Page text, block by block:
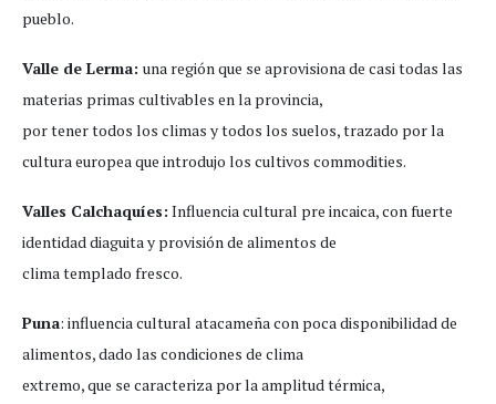
pueblo.
Valle de Lerma: una región que se aprovisiona de casi todas las
materias primas cultivables en la provincia,
por tener todos los climas y todos los suelos, trazado por la
cultura europea que introdujo los cultivos commodities.
Valles Calchaquíes: Influencia cultural pre incaica, con fuerte
identidad diaguita y provisión de alimentos de
clima templado fresco.
Puna: influencia cultural atacameña con poca disponibilidad de
alimentos, dado las condiciones de clima
extremo, que se caracteriza por la amplitud térmica,